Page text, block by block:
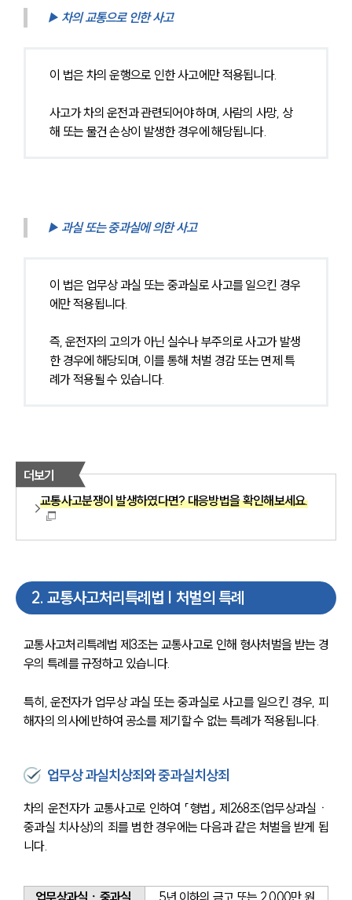
▶ 차의 교통으로 인한 사고
이 법은 차의 운행으로 인한 사고에만 적용됩니다.
사고가 차의 운전과 관련되어야 하며, 사람의 사망, 상
해 또는 물건 손상이 발생한 경우에 해당됩니다.
▶ 과실 또는 중과실에 의한 사고
이 법은 업무상 과실 또는 중과실로 사고를 일으킨 경우
에만 적용됩니다.
즉, 운전자의 고의가 아닌 실수나 부주의로 사고가 발생
한 경우에 해당되며, 이를 통해 처벌 경감 또는 면제 특
례가 적용될 수 있습니다.
더보기
교통사고분쟁이 발생하였다면? 대응방법을 확인해보세요.
2. 교통사고처리특례법 | 처벌의 특례
교통사고처리특례법 제3조는 교통사고로 인해 형사처벌을 받는 경
우의 특례를 규정하고 있습니다.
특히, 운전자가 업무상 과실 또는 중과실로 사고를 일으킨 경우, 피
해자의 의사에 반하여 공소를 제기할 수 없는 특례가 적용됩니다.
업무상 과실치상죄와 중과실치상죄
차의 운전자가 교통사고로 인하여 「형법」 제268조(업무상과실ㆍ
중과실 치사상)의 죄를 범한 경우에는 다음과 같은 처벌을 받게 됩
니다.